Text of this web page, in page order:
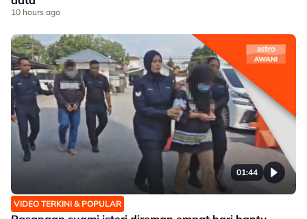
10 hours ago
01:44
VIDEO TERKINI & POPULAR